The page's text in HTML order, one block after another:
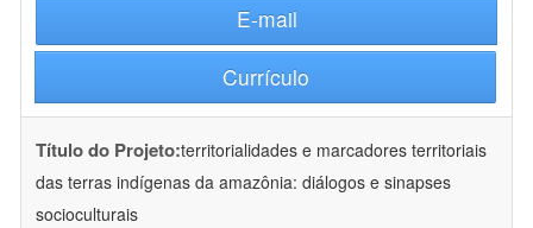
E-mail
Currículo
Título do Projeto:territorialidades e marcadores territoriais
das terras indígenas da amazônia: diálogos e sinapses
socioculturais